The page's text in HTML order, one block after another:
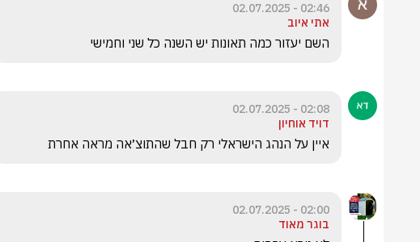
02:46 - 02.07.2025
אתי איוב
השם יעזור כמה תאונות יש השנה כל שני וחמישי
02:08 - 02.07.2025
דויד אוחיון
איין על הנהג הישראלי רק חבל שהתוצ׳אה מראה אחרת
02:00 - 02.07.2025
בוגר מאוד